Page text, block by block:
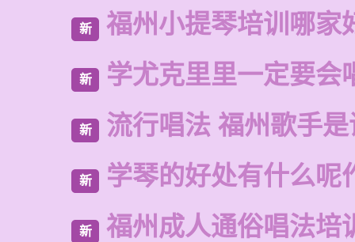
新 福州小提琴培训哪家
新 学尤克里里一定要会
新 流行唱法 福州歌手
新 学琴的好处有什么呢
新 福州成人通俗唱法培